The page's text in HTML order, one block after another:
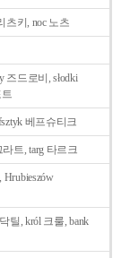
츠키, noc 노츠
즈드로비, słodki
베프슈티크
라트, targ 타르크
Hrubieszów
틸, król 크룰, bank